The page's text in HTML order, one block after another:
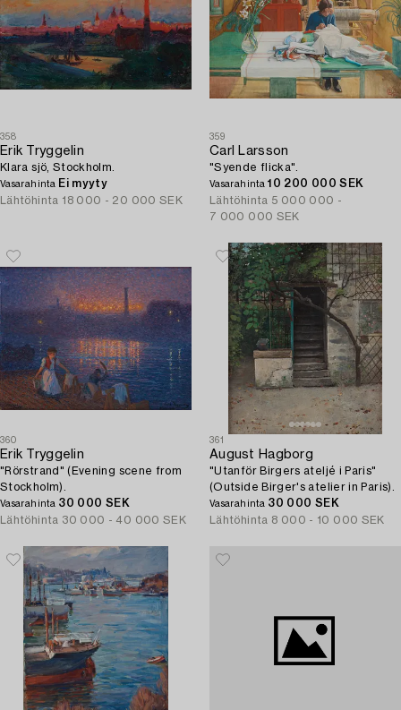
358
Erik Tryggelin
Klara sjö, Stockholm.
Vasarahinta Ei myyty
Lähtöhinta 18 000 - 20 000 SEK
359
Carl Larsson
"Syende flicka".
Vasarahinta10 200 000 SEK
Lähtöhinta 5 000 000 -
7 000 000 SEK
360
Erik Tryggelin
"Rörstrand" (Evening scene from
Stockholm).
Vasarahinta 30 000 SEK
Lähtöhinta 30 000 - 40 000 SEK
361
August Hagborg
"Utanför Birgers ateljé i Paris"
(Outside Birger's atelier in Paris).
Vasarahinta 30 000 SEK
Lähtöhinta 8 000 - 10 000 SEK